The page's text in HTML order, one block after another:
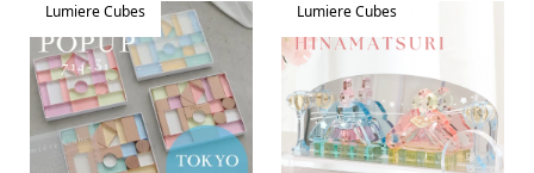
Lumiere Cubes Lumiere Cubes